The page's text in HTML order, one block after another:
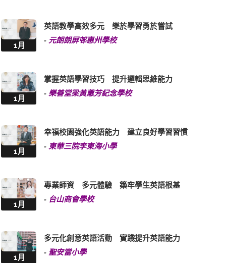
1月
英語教學高效多元 樂於學習勇於嘗試
- 元朗朗屏邨惠州學校
1月
掌握英語學習技巧 提升邏輯思維能力
- 樂善堂梁黃蕙芳紀念學校
1月
幸福校園強化英語能力 建立良好學習習慣
- 東華三院李東海小學
1月
專業師資 多元體驗 築牢學生英語根基
- 台山商會學校
1月
多元化創意英語活動 實踐提升英語能力
- 聖安當小學